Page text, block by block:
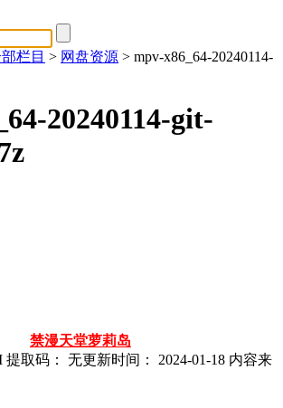
栏目 > 网盘资源 > mpv-x86_64-20240114-
20240114-git-
禁漫天堂萝莉岛
提取码： 无更新时间： 2024-01-18 内容来